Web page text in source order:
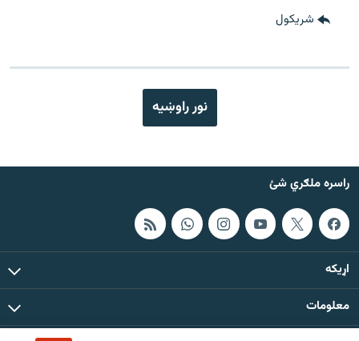
شريکول
نور راوښيه
راسره ملګري شئ
اړيکه
معلومات